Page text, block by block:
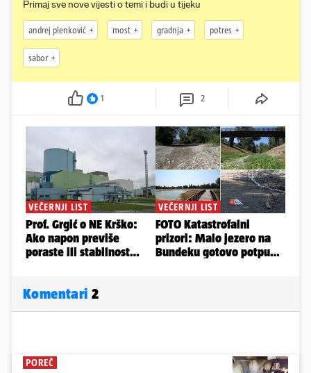
Primaj sve nove vijesti o temi i budi u tijeku
andrej plenković most gradnja potres
sabor
1 2
Komentari 2
POREČ